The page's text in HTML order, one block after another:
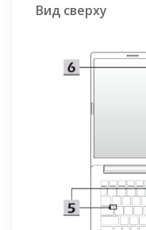
Вид сверху